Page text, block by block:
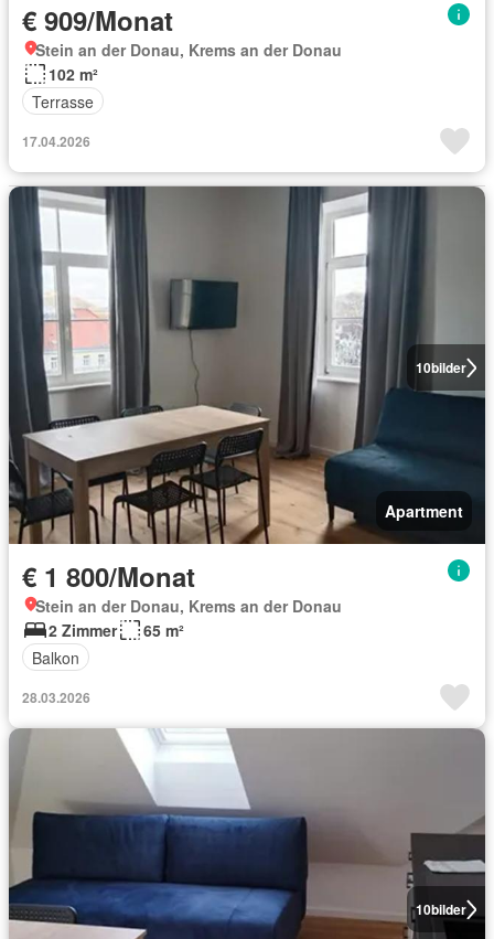
€ 909/Monat
Stein an der Donau, Krems an der Donau
102 m²
Terrasse
17.04.2026
10bilder
Apartment
€ 1 800/Monat
Stein an der Donau, Krems an der Donau
2 Zimmer
65 m²
Balkon
28.03.2026
10bilder